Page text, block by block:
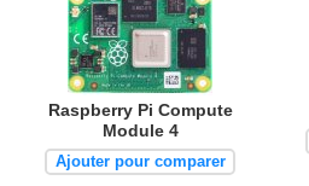
Raspberry Pi Compute
Module 4
Ajouter pour comparer